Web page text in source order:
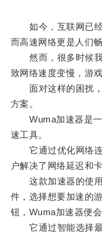
如今，互联网已经
而高速网络更是人们
然而，很多时候我
致网络速度变慢，游
面对这样的困扰，
方案。
Wuma加速器是一
速工具。
它通过优化网络连
户解决了网络延迟和
这款加速器的使用
件，选择想要加速的
钮，Wuma加速器便
它通过智能选择最